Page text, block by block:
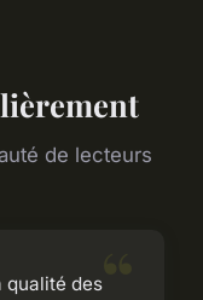
de lecteurs
des